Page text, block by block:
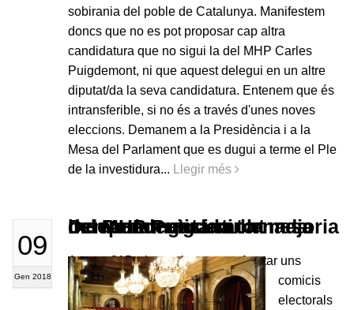
sobirania del poble de Catalunya. Manifestem
doncs que no es pot proposar cap altra
candidatura que no sigui la del MHP Carles
Puigdemont, ni que aquest delegui en un altre
diputat/da la seva candidatura. Entenem que és
intransferible, si no és a través d'unes noves
eleccions. Demanem a la Presidència i a la
Mesa del Parlament que es dugui a terme el Ple
de la investidura...
Llegir més
09
Gen 2018
Demanem garantir la majoria independentista a la mesa del Parlament i la tornada del MHP Puigdemont
Aquest 21D els catalans vam afrontar uns
comicis
electorals